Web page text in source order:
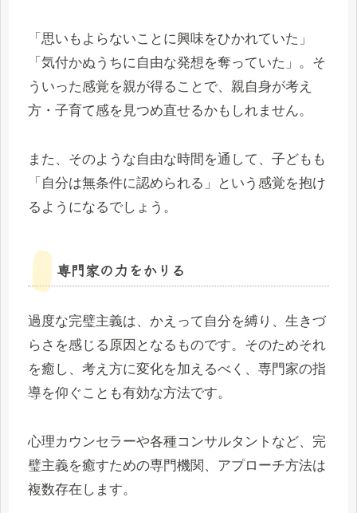
「思いもよらないことに興味をひかれていた」
「気付かぬうちに自由な発想を奪っていた」。そ
ういった感覚を親が得ることで、親自身が考え
方・子育て感を見つめ直せるかもしれません。
また、そのような自由な時間を通して、子どもも
「自分は無条件に認められる」という感覚を抱け
るようになるでしょう。
専門家の力をかりる
過度な完璧主義は、かえって自分を縛り、生きづ
らさを感じる原因となるものです。そのためそれ
を癒し、考え方に変化を加えるべく、専門家の指
導を仰ぐことも有効な方法です。
心理カウンセラーや各種コンサルタントなど、完
璧主義を癒すための専門機関、アプローチ方法は
複数存在します。